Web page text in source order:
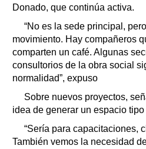
Donado, que continúa activa.
“No es la sede principal,
movimiento. Hay compañeros
comparten un café. Algunas
consultorios de la obra social
normalidad”, expuso
Sobre nuevos proyectos,
idea de generar un espacio tipo
“Sería para capacitaciones,
También vemos la necesidad